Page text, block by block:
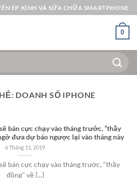
ÉP KÍNH VÀ SỬA CHỮA SMARTPHONE
0
DOANH SỐ IPHONE
bán cực chạy vào tháng trước, “thầy
đưa dự báo ngược lại vào tháng này
6 Tháng 11, 2019
bán cực chạy vào tháng trước, "thầy
đồng" về [...]